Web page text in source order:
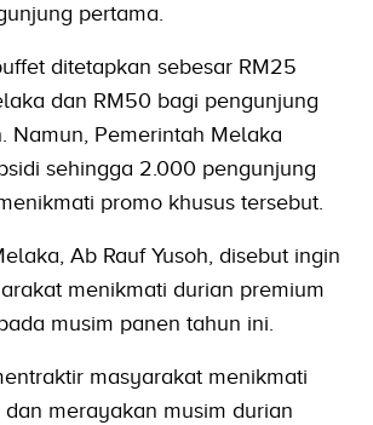
pertama.
ditetapkan sebesar RM25
dan RM50 bagi pengunjung
Namun, Pemerintah Melaka
sehingga 2.000 pengunjung
promo khusus tersebut.
Ab Rauf Yusoh, disebut ingin
menikmati durian premium
musim panen tahun ini.
masyarakat menikmati
merayakan musim durian